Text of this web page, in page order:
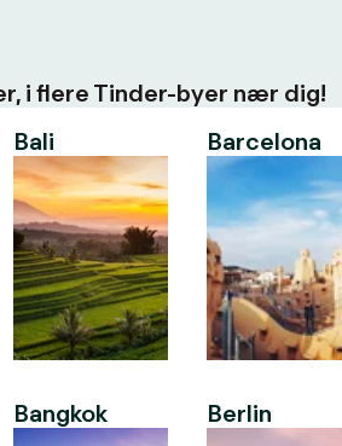
i flere Tinder-byer nær dig!
Bali
Bangkok
Barcelona
Berlin